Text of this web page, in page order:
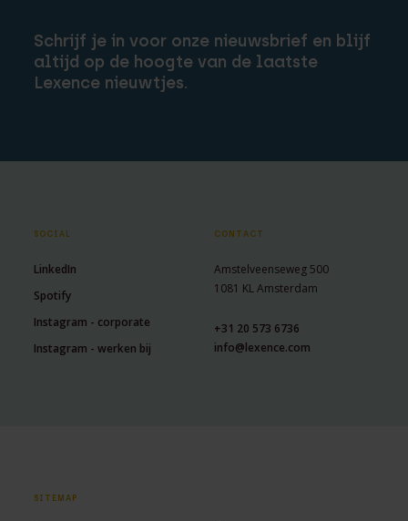
Schrijf je in voor onze nieuwsbrief en blijf
altijd op de hoogte van de laatste
Lexence nieuwtjes.
SOCIAL
LinkedIn
Spotify
Instagram - corporate
Instagram - werken bij
CONTACT
Amstelveenseweg 500
1081 KL Amsterdam
+31 20 573 6736
info@lexence.com
SITEMAP